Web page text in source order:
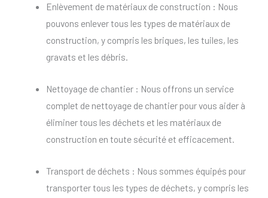
Enlèvement de matériaux de construction : Nous
pouvons enlever tous les types de matériaux de
construction, y compris les briques, les tuiles, les
gravats et les débris.
Nettoyage de chantier : Nous offrons un service
complet de nettoyage de chantier pour vous aider à
éliminer tous les déchets et les matériaux de
construction en toute sécurité et efficacement.
Transport de déchets : Nous sommes équipés pour
transporter tous les types de déchets, y compris les